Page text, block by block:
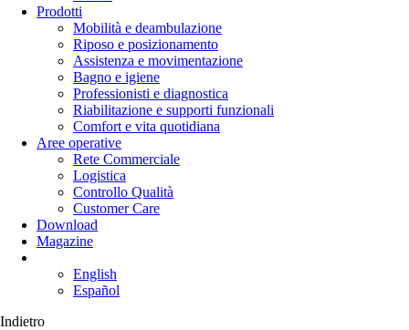
Prodotti
Mobilità e deambulazione
Riposo e posizionamento
Assistenza e movimentazione
Bagno e igiene
Professionisti e diagnostica
Riabilitazione e supporti funzionali
Comfort e vita quotidiana
Aree operative
Rete Commerciale
Logistica
Controllo Qualità
Customer Care
Download
Magazine
English
Español
Indietro